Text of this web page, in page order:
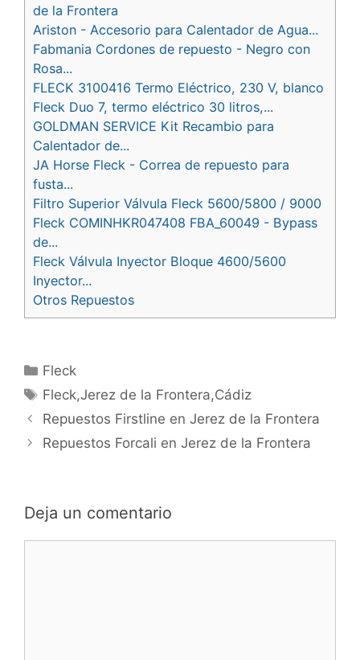
de la Frontera
Ariston - Accesorio para Calentador de Agua...
Fabmania Cordones de repuesto - Negro con
Rosa...
FLECK 3100416 Termo Eléctrico, 230 V, blanco
Fleck Duo 7, termo eléctrico 30 litros,...
GOLDMAN SERVICE Kit Recambio para
Calentador de...
JA Horse Fleck - Correa de repuesto para
fusta...
Filtro Superior Válvula Fleck 5600/5800 / 9000
Fleck COMINHKR047408 FBA_60049 - Bypass
de...
Fleck Válvula Inyector Bloque 4600/5600
Inyector...
Otros Repuestos
Categorías
Fleck
Etiquetas
Fleck,Jerez de la Frontera,Cádiz
Navegación
de
entradas
Repuestos Firstline en Jerez de la Frontera
Repuestos Forcali en Jerez de la Frontera
Deja un comentario